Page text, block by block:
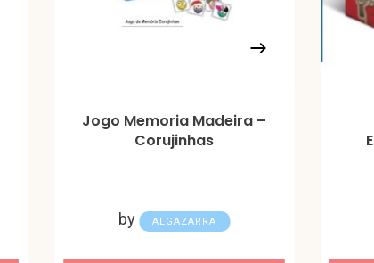
Jogo Memoria Madeira –
Corujinhas
by ALGAZARRA